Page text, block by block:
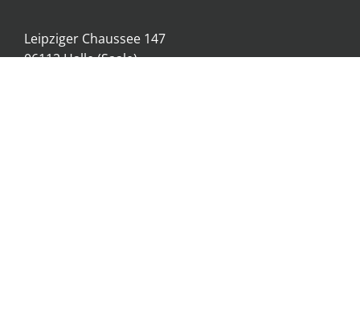
Leipziger Chaussee 147
06112 Halle (Saale)